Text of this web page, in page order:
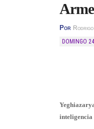
Por Rodrigo
DOMINGO
inteligencia